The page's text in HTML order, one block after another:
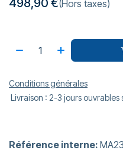
(Hors taxes)
Conditions générales
Livraison : 2-3 jours ouvrables
Référence interne: